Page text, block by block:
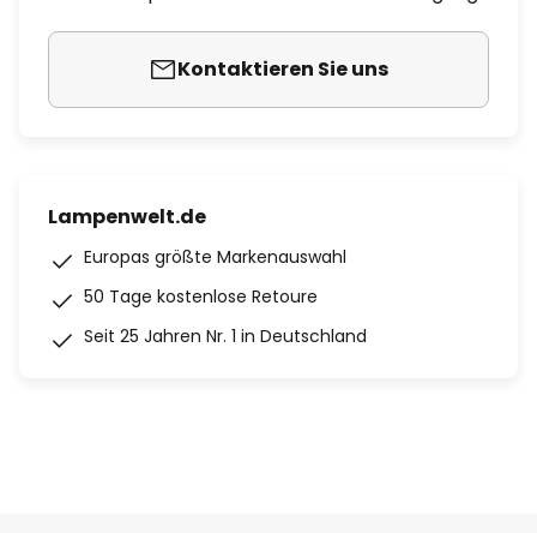
Kontaktieren Sie uns
Lampenwelt.de
Europas größte Markenauswahl
50 Tage kostenlose Retoure
Seit 25 Jahren Nr. 1 in Deutschland